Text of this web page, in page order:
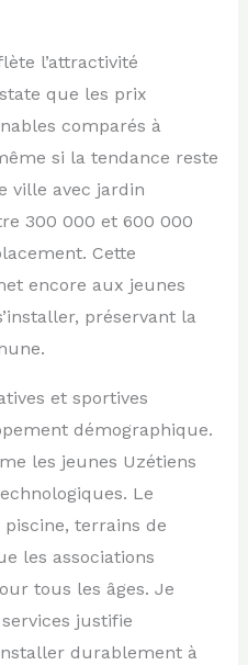
l’attractivité
que les prix
comparés à
si la tendance reste
ville avec jardin
300 000 et 600 000
Cette
encore aux jeunes
préservant la
et sportives
démographique.
les jeunes Uzétiens
Le
terrains de
les associations
tous les âges. Je
justifie
durablement à